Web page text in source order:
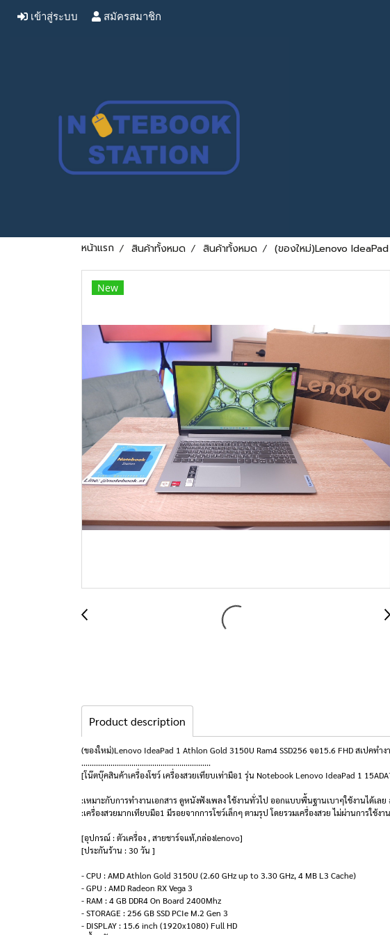
เข้าสู่ระบบ สมัครสมาชิก
หน้าแรก สินค้าทั้งหมด สินค้าทั้งหมด (ของใหม่)Lenovo
New
Product description
(ของใหม่)Lenovo IdeaPad 1 Athlon Gold 3150U Ram4 SSD256 จอ15.6 FHD สเปคทำ
..............................................................
[โน๊ตบุ๊คสินค้าเครื่องโชว์ เครื่องสวยเทียบเท่ามือ1 รุ่น Notebook Lenovo IdeaPad 1
:เหมาะกับการทำงานเอกสาร ดูหนังฟังเพลง ใช้งานทั่วไป ออกแบบพื้นฐานเบาๆใช้งานได้เล
:เครื่องสวยมากเทียบมือ1 มีรอยจากการโชว์เล็กๆ ตามรุป โดยรวมเครื่องสวย ไม่ผ่านการใช้ง
[อุปกรณ์ : ตัวเครื่อง , สายชาร์จแท้,กล่องlenovo]
[ประกันร้าน : 30 วัน ]
- CPU : AMD Athlon Gold 3150U (2.60 GHz up to 3.30 GHz, 4 MB L3 Cache)
- GPU : AMD Radeon RX Vega 3
- RAM : 4 GB DDR4 On Board 2400Mhz
- STORAGE : 256 GB SSD PCIe M.2 Gen 3
- DISPLAY : 15.6 inch (1920x1080) Full HD